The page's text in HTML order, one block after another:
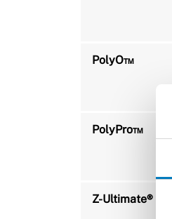
PolyO™
PolyPro™
Z-Ultimate®